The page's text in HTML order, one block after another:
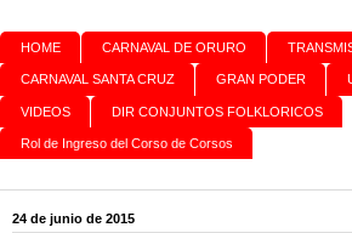
HOME CARNAVAL DE ORURO
CARNAVAL SANTA CRUZ GRAN PODER
VIDEOS DIR CONJUNTOS FOLKLORICOS
Rol de Ingreso del Corso de Corsos
24 de junio de 2015